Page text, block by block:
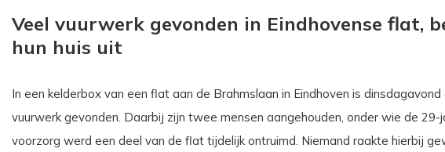
Veel vuurwerk gevonden in Eindhovense flat,
hun huis uit
In een kelderbox van een flat aan de Brahmslaan in Eindhoven is
vuurwerk gevonden. Daarbij zijn twee mensen aangehouden, onder wie de
voorzorg werd een deel van de flat tijdelijk ontruimd. Niemand raakte hierbij